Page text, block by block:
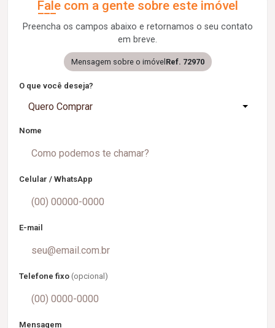
Fale com a gente sobre este imóvel
Preencha os campos abaixo e retornamos o seu contato
em breve.
Mensagem sobre o imóvel Ref. 72970
O que você deseja?
Quero Comprar
Nome
Celular / WhatsApp
E-mail
Telefone fixo (opcional)
Mensagem